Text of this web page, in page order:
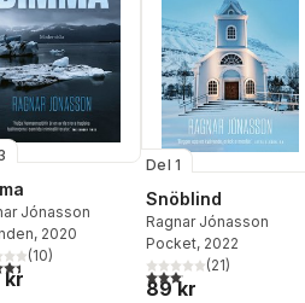
Jónasson
, 2020
5 stjärnor. Totalt antal röster:
(10)
kr
Del 1
Snöblind
Ragnar Jónasson
Pocket, 2022
3,1utav 5 stjärnor.
(21)
89 kr